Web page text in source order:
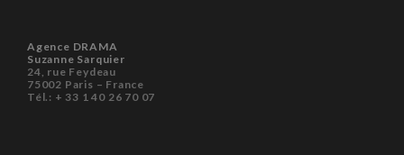
Agence DRAMA
Suzanne Sarquier
24, rue Feydeau
75002 Paris – France
Tél.: + 33 1 40 26 70 07